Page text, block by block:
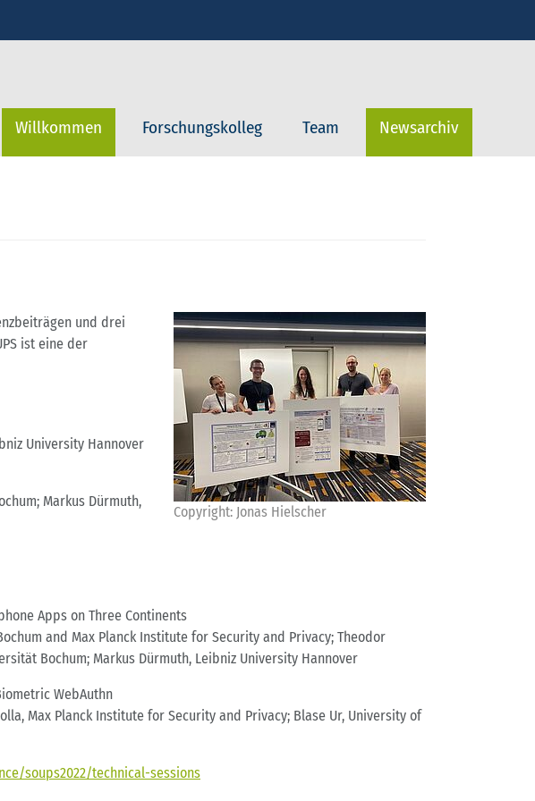
Willkommen Forschungskolleg Team Newsarchiv
Copyright: Jonas Hielscher
und drei
ist eine der
University Hannover
Markus Dürmuth,
Apps on Three Continents
and Max Planck Institute for Security and Privacy; Theodor
Bochum; Markus Dürmuth, Leibniz University Hannover
WebAuthn
Max Planck Institute for Security and Privacy; Blase Ur, University of
soups2022/technical-sessions